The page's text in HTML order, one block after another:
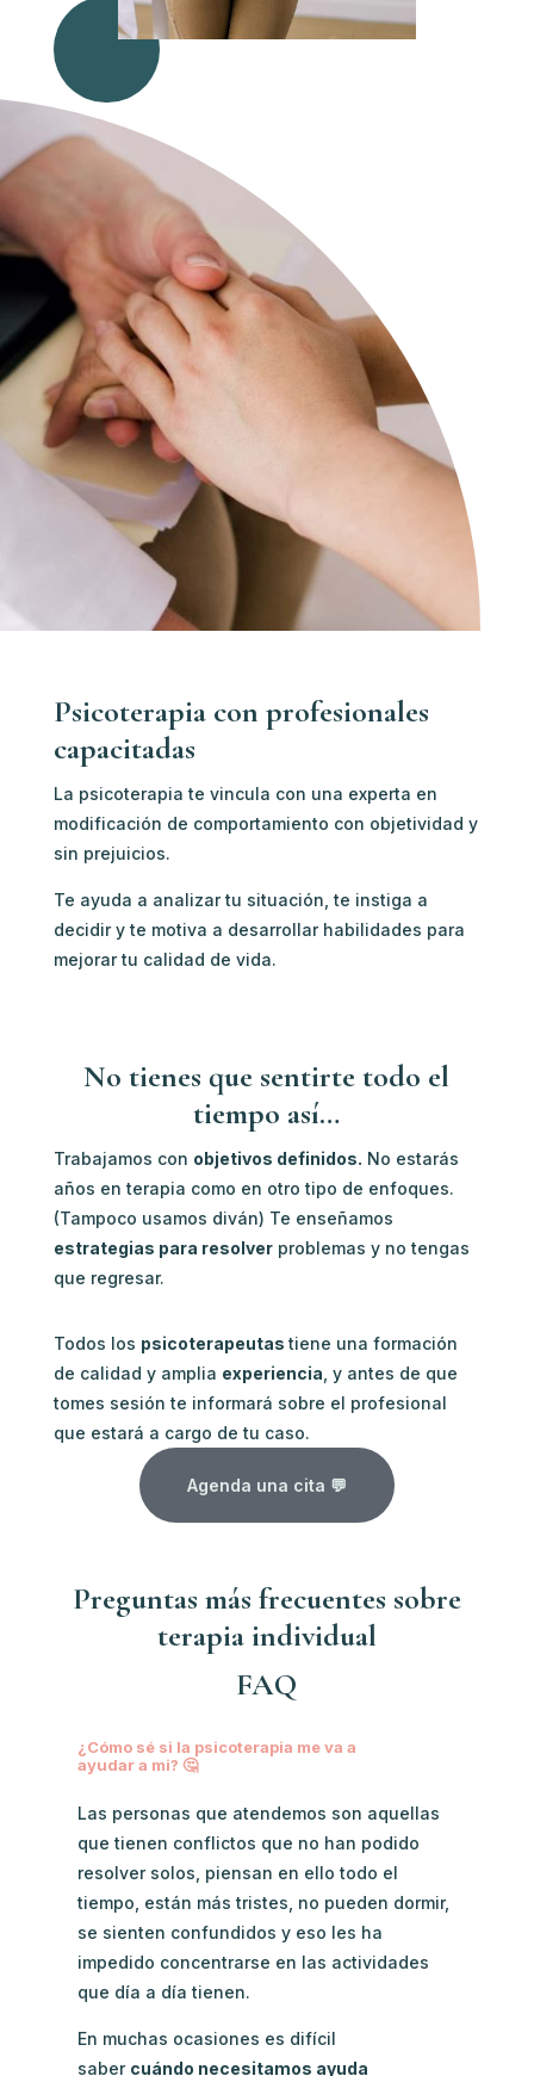
Psicoterapia con profesionales
capacitadas
La psicoterapia te vincula con una experta en
modificación de comportamiento con objetividad y
sin prejuicios.
Te ayuda a analizar tu situación, te instiga a
decidir y te motiva a desarrollar habilidades para
mejorar tu calidad de vida.
No tienes que sentirte todo el
tiempo así…
Trabajamos con objetivos definidos. No estarás
años en terapia como en otro tipo de enfoques.
(Tampoco usamos diván) Te enseñamos
estrategias para resolverproblemas y no tengas
que regresar.
Todos los psicoterapeutastiene una formación
de calidad y amplia experiencia , y antes de que
tomes sesión te informará sobre el profesional
que estará a cargo de tu caso.
Agenda una cita 💬
Preguntas más frecuentes sobre
terapia individual
FAQ
¿Cómo sé si la psicoterapia me va a
ayudar a mi? 🤔
Las personas que atendemos son aquellas
que tienen conflictos que no han podido
resolver solos, piensan en ello todo el
tiempo, están más tristes, no pueden dormir,
se sienten confundidos y eso les ha
impedido concentrarse en las actividades
que día a día tienen.
En muchas ocasiones es difícil
saber cuándo necesitamos ayuda